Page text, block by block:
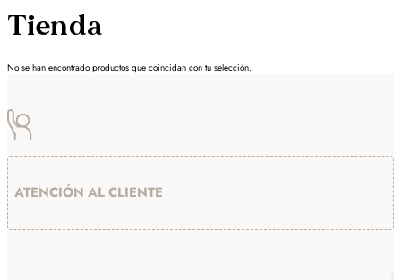
Tienda
No se han encontrado productos que coincidan con tu selección.
ATENCIÓN AL CLIENTE